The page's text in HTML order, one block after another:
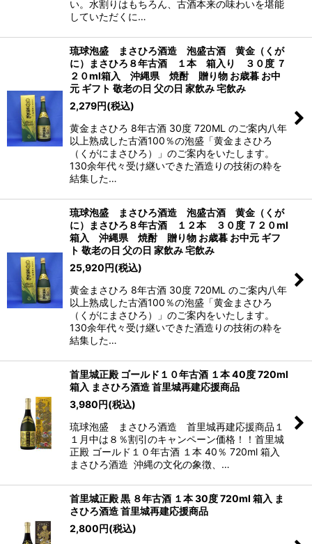
い。水割りはもちろん、古酒本来の味わいを堪能
していただくに…
琉球泡盛 まさひろ酒造 泡盛古酒 黄金（くが
に）まさひろ８年古酒 １本 箱入り ３０度 ７
２０ml箱入 沖縄県 焼酎 贈り物 お歳暮 お中
元 ギフト 敬老の日 父の日 家飲み 宅飲み
2,279円(税込)
黄金まさひろ 8年古酒 30度 720ML のご案内八年
以上熟成した古酒100％の泡盛「黄金まさひろ
（くがにまさひろ）」のご案内をいたします。
130余年代々受け継いできた酒造りの技術の粋を
結集した…
琉球泡盛 まさひろ酒造 泡盛古酒 黄金（くが
に）まさひろ８年古酒 １２本 ３０度 ７２０ml
箱入 沖縄県 焼酎 贈り物 お歳暮 お中元 ギフ
ト 敬老の日 父の日 家飲み 宅飲み
25,920 円(税込)
黄金まさひろ 8年古酒 30度 720ML のご案内八年
以上熟成した古酒100％の泡盛「黄金まさひろ
（くがにまさひろ）」のご案内をいたします。
130余年代々受け継いできた酒造りの技術の粋を
結集した…
首里城正殿 ゴールド１０年古酒 １本 40度 720ml
箱入 まさひろ酒造 首里城再建応援商品
3,980 円(税込)
琉球泡盛 まさひろ酒造 首里城再建応援商品１
１月中は８％割引のキャンペーン価格！！首里城
正殿 ゴールド１０年古酒 １本 40％ 720ml 箱入
まさひろ酒造 沖縄の文化の象徴、…
首里城正殿 黒 ８年古酒 １本 30度 720ml 箱入 ま
さひろ酒造 首里城再建応援商品
2,800 円(税込)